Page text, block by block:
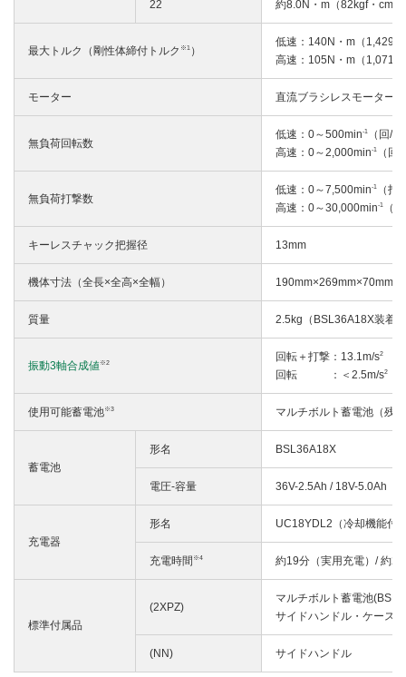
22 約8.0N・m（82kgf・cm）
最大トルク（剛性体締付トルク ※1 ）
低速：140N・m（
高速：105N・m（
モーター 直流ブラシレスモーター
無負荷回転数
低速：0～500min-1
（回/
高速：0～2,000min-1 （回
無負荷打撃数
低速：0～7,500min-1
（打
高速：0～30,000min-1 （
キーレスチャック把握径 13mm
機体寸法（全長×全高×全幅） 190mm×269mm×70mm
質量 2.5kg（BSL36A18X装着
振動3軸合成値※2 回転＋打撃：13.1m/s2
回転 ：＜2.5m/s2
使用可能蓄電池※3 マルチボルト蓄電池（残
蓄電池
形名 BSL36A18X
電圧-容量 36V-2.5Ah / 18V-5.0Ah
充電器
形名 UC18YDL2（冷却機能付
充電時間 ※4 約19分（実用充電）/ 約
標準付属品
(2XPZ)
マルチボルト蓄電池
サイドハンドル・ケース
(NN) サイドハンドル